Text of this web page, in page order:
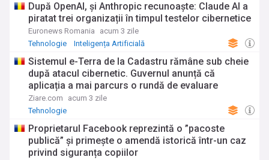
După OpenAI, și Anthropic recunoaște: Claude AI a
piratat trei organizații în timpul testelor cibernetice
Euronews Romania
acum 3 zile
Tehnologie
Inteligența Artificială
Sistemul e-Terra de la Cadastru rămâne sub cheie
după atacul cibernetic. Guvernul anunță că
aplicația a mai parcurs o rundă de evaluare
Ziare.com
acum 3 zile
Tehnologie
Proprietarul Facebook reprezintă o ”pacoste
publică” și primește o amendă istorică într-un caz
privind siguranța copiilor